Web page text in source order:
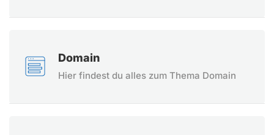
Domain
Hier findest du alles zum Thema Domain